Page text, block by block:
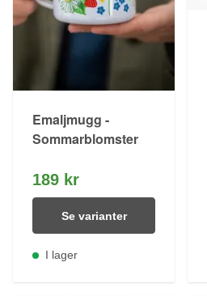
Emaljmugg -
Sommarblomster
189 kr
Se varianter
I lager